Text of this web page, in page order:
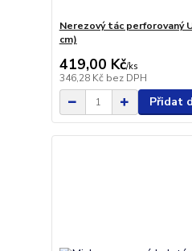
Nerezový tác perforovaný
cm)
419,00 Kč/ks
346,28 Kč bez DPH
Přidat